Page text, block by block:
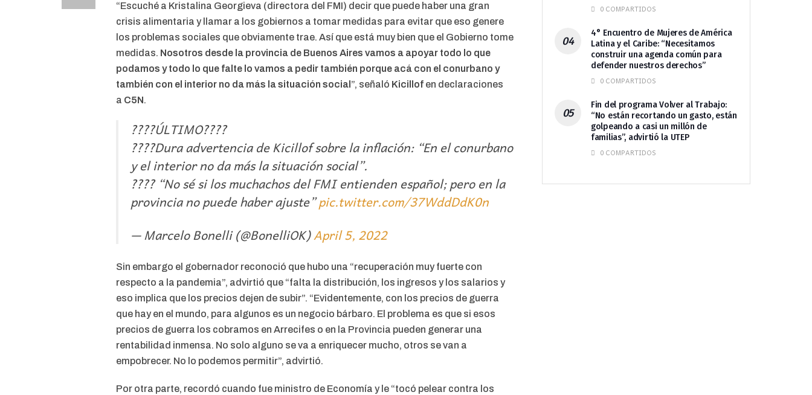
“Escuché a Kristalina Georgieva (directora del FMI) decir que puede haber una gran
crisis alimentaria y llamar a los gobiernos a tomar medidas para evitar que eso genere
los problemas sociales que obviamente trae. Así que está muy bien que el Gobierno tome
medidas. Nosotros desde la provincia de Buenos Aires vamos a apoyar todo lo que
podamos y todo lo que falte lo vamos a pedir también porque acá con el conurbano y
también con el interior no da más la situación social ”, señaló Kicillof en declaraciones
a C5N.
????ÚLTIMO????
????Dura advertencia de Kicillof sobre la inflación: “En el conurbano
y el interior no da más la situación social”.
???? “No sé si los muchachos del FMI entienden español; pero en la
provincia no puede haber ajuste”pic.twitter.com/37WddDdK0n
— Marcelo Bonelli (@BonelliOK)April 5, 2022
Sin embargo el gobernador reconoció que hubo una “recuperación muy fuerte con
respecto a la pandemia”, advirtió que “falta la distribución, los ingresos y los salarios y
eso implica que los precios dejen de subir”. “Evidentemente, con los precios de guerra
que hay en el mundo, para algunos es un negocio bárbaro. El problema es que si esos
precios de guerra los cobramos en Arrecifes o en la Provincia pueden generar una
rentabilidad inmensa. No solo alguno se va a enriquecer mucho, otros se van a
empobrecer. No lo podemos permitir”, advirtió.
Por otra parte, recordó cuando fue ministro de Economía y le “tocó pelear contra los
0 COMPARTIDOS
4° Encuentro de Mujeres de América
Latina y el Caribe: “Necesitamos
construir una agenda común para
defender nuestros derechos”
0 COMPARTIDOS
Fin del programa Volver al Trabajo:
“No están recortando un gasto, están
golpeando a casi un millón de
familias”, advirtió la UTEP
0 COMPARTIDOS